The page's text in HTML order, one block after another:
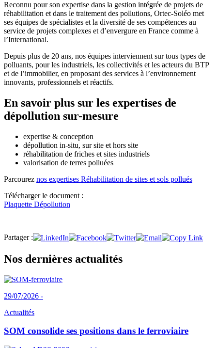
Reconnu pour son expertise dans la gestion intégrée de projets de
réhabilitation et dans le traitement des pollutions, Ortec-Soléo met
ses équipes de spécialistes et la diversité de ses compétences au
service de projets complexes et d’envergure en France comme à
l’International.
Depuis plus de 20 ans, nos équipes interviennent sur tous types de
polluants, pour les industriels, les collectivités et les acteurs du BTP
et de l’immobilier, en proposant des services à l’environnement
innovants, professionnels et réactifs.
En savoir plus sur les expertises de
dépollution sur-mesure
expertise & conception
dépollution in-situ, sur site et hors site
réhabilitation de friches et sites industriels
valorisation de terres polluées
Parcourez nos expertises Réhabilitation de sites et sols pollués
Télécharger le document :
Plaquette Dépollution
Partager :
Nos dernières actualités
29/07/2026 -
Actualités
SOM consolide ses positions dans le ferroviaire